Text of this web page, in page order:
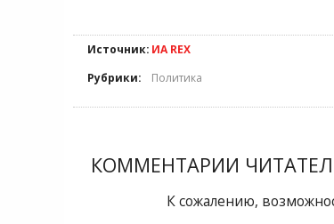
Источник: ИА REX
Рубрики:
Политика
КОММЕНТАРИИ
К сожалению,